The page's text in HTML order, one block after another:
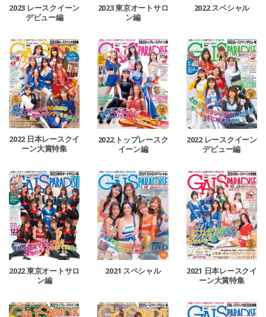
2023 レースクイーン
デビュー編
2023 東京オートサロ
ン編
2022 スペシャル
2022 日本レースクイ
ーン大賞特集
2022 トップレースク
イーン編
2022 レースクイーン
デビュー編
2022 東京オートサロ
ン編
2021 スペシャル
2021 日本レースクイ
ーン大賞特集